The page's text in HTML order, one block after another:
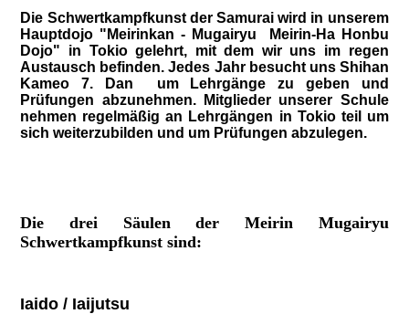
Die Schwertkampfkunst der Samurai wird in unserem
Hauptdojo "Meirinkan - Mugairyu Meirin-Ha Honbu
Dojo" in Tokio gelehrt, mit dem wir uns im regen
Austausch befinden. Jedes Jahr besucht uns Shihan
Kameo 7. Dan um Lehrgänge zu geben und
Prüfungen abzunehmen. Mitglieder unserer Schule
nehmen regelmäßig an Lehrgängen in Tokio teil um
sich weiterzubilden und um Prüfungen abzulegen.
Die drei Säulen der Meirin Mugairyu
Schwertkampfkunst sind:
Iaido / Iaijutsu